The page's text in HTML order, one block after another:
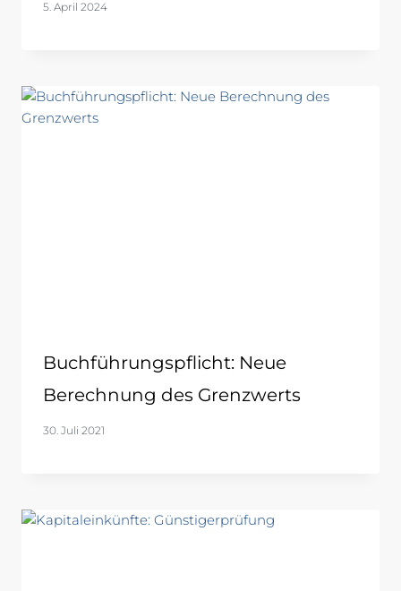
5. April 2024
Buchführungspflicht: Neue
Berechnung des Grenzwerts
30. Juli 2021